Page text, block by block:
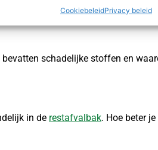
CookiebeleidPrivacy beleid
schadelijke stoffen en
in de restafvalbak. Hoe beter